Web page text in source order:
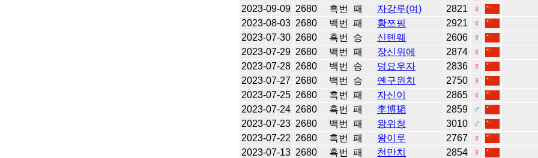
2023-09-09 2680 흑번 패 자강루(여) 2821
♀
2023-08-03 2680 백번 패 황쯔핑 2921
♀
2023-07-30 2680 흑번 승 신톈웨 2606
♀
2023-07-29 2680 백번 패 장신위에 2874
♀
2023-07-28 2680 백번 승 덩요우자 2836
♀
2023-07-27 2680 백번 승 옌구윈치 2750
♀
2023-07-25 2680 흑번 패 자신이 2865
♀
2023-07-24 2680 흑번 패 李博韬 2859
♂
2023-07-23 2680 백번 패 왕위청 3010
♂
2023-07-22 2680 흑번 패 왕이루 2767
♀
2023-07-13 2680 흑번 패 천만치 2854
♀